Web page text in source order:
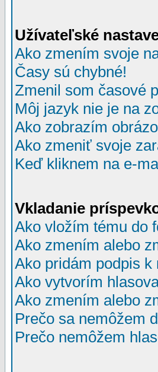
Užívateľské
Ako zmením svoje
Časy sú chybné!
Zmenil som časové
Môj jazyk nie je na
Ako zobrazím
Ako zmeniť svoje
Keď kliknem na e-
Vkladanie
Ako vložím tému do
Ako zmením alebo
Ako pridám podpis
Ako vytvorím
Ako zmením alebo
Prečo sa nemôžem
Prečo nemôžem